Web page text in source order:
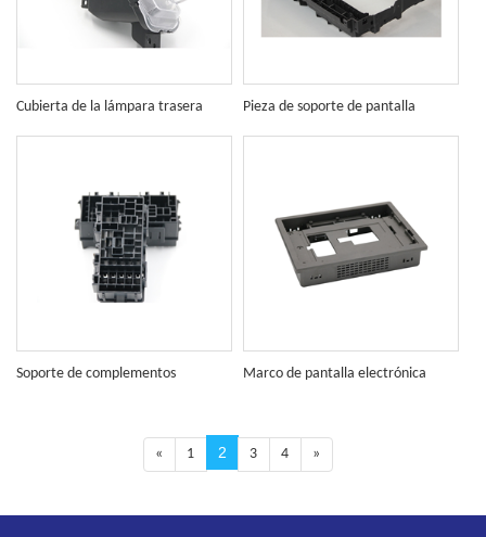
Cubierta de la lámpara trasera
Pieza de soporte de pantalla
Soporte de complementos
Marco de pantalla electrónica
« 1 2 3 4 »